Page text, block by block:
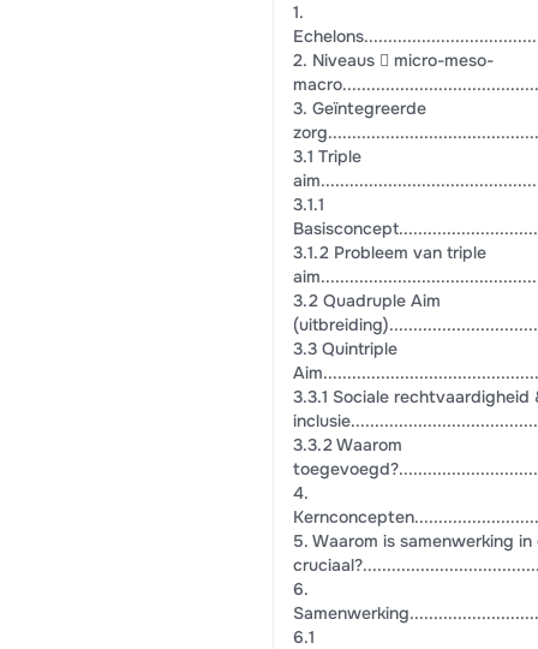
1.
2. Niveaus  micro-meso-
3. Geïntegreerde
3.1 Triple
3.1.1
3.1.2 Probleem van triple
3.2 Quadruple Aim
3.3 Quintriple
3.3.1 Sociale rechtvaardigheid
3.3.2 Waarom
4.
5. Waarom is samenwerking in
6.
6.1